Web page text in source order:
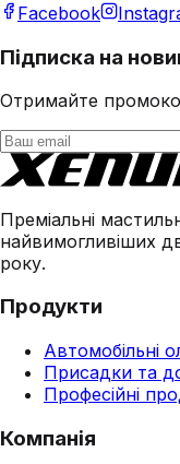
Facebook
Підписка на
Отримайте
Преміальні
найвимогливіших
року.
Продукти
Автомобільні
Присадки та
Професійні
Компанія